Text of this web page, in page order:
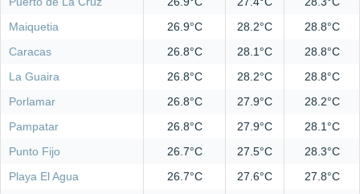
Maiquetia
26.9°C 28.2°C
28.8°C
Caracas
26.8°C 28.1°C
28.8°C
La Guaira
26.8°C 28.2°C
28.8°C
Porlamar
26.8°C 27.9°C
28.2°C
Pampatar
26.8°C 27.9°C
28.1°C
Punto Fijo
26.7°C 27.5°C
28.3°C
Playa El Agua
26.7°C 27.6°C
27.8°C